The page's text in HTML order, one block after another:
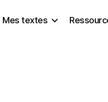
Mes textes